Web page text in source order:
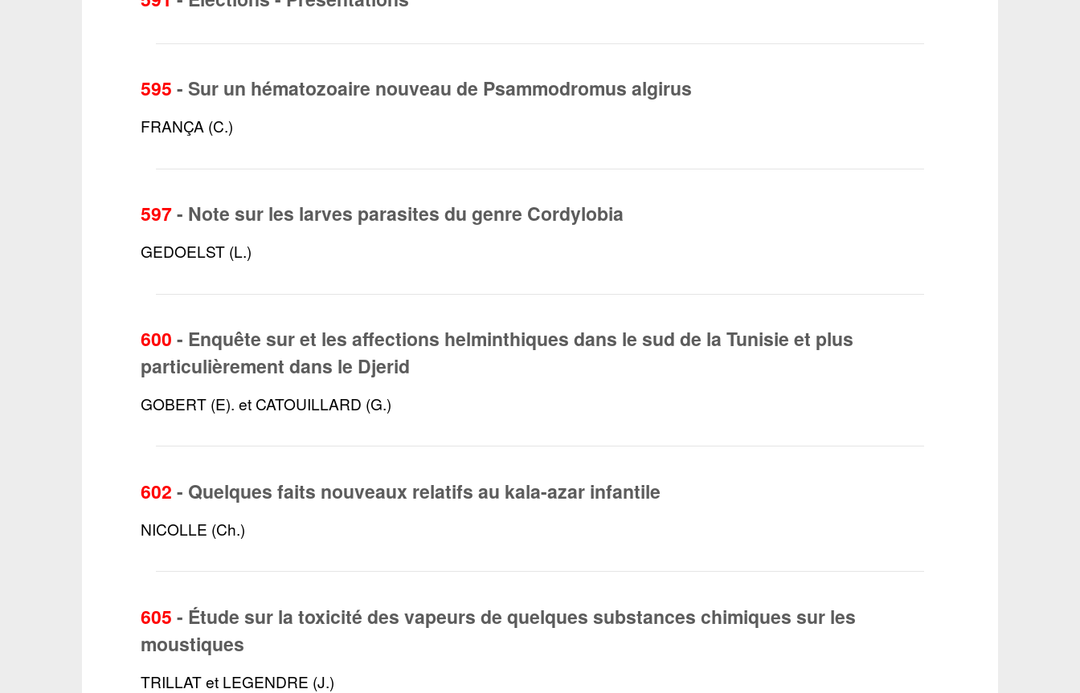
595 - Sur un hématozoaire nouveau de Psammodromus algirus
FRANÇA (C.)
597- Note sur les larves parasites du genre Cordylobia
GEDOELST (L.)
600 - Enquête sur et les affections helminthiques dans le sud de la Tunisie et plus
particulièrement dans le Djerid
GOBERT (E). et CATOUILLARD (G.)
602 - Quelques faits nouveaux relatifs au kala-azar infantile
NICOLLE (Ch.)
605 - Étude sur la toxicité des vapeurs de quelques substances chimiques sur les
moustiques
TRILLAT et LEGENDRE (J.)